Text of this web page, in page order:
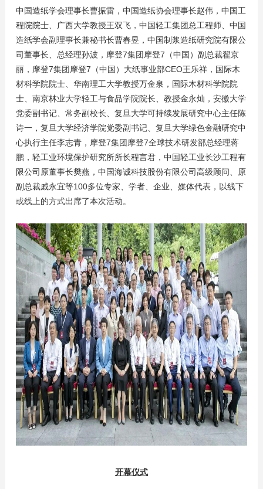
中国造纸学会理事长曹振雷，中国造纸协会理事长赵伟，中国工
程院院士、广西大学教授王双飞，中国轻工集团总工程师、中国
造纸学会副理事长兼秘书长曹春昱，中国制浆造纸研究院有限公
司董事长、总经理孙波，摩登7集团摩登7（中国）副总裁翟京
丽，摩登7集团摩登7（中国）大纸事业部CEO王乐祥，国际木
材科学院院士、华南理工大学教授万金泉，国际木材科学院院
士、南京林业大学轻工与食品学院院长、教授金永灿，安徽大学
党委副书记、常务副校长、复旦大学可持续发展研究中心主任陈
诗一，复旦大学经济学院党委副书记、复旦大学绿色金融研究中
心执行主任李志青，摩登7集团摩登7全球技术研发部总经理蒋
鹏，轻工业环境保护研究所所长程言君，中国轻工业长沙工程有
限公司原董事长樊燕，中国海诚科技股份有限公司高级顾问、原
副总裁戚永宜等100多位专家、学者、企业、媒体代表，以线下
或线上的方式出席了本次活动。
开幕仪式